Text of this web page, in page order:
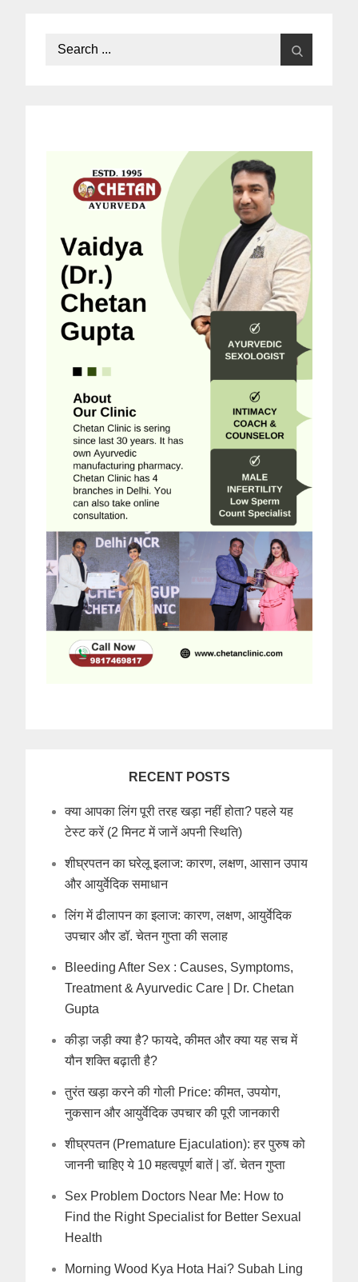
Search
RECENT POSTS
क्या आपका लिंग पूरी तरह खड़ा नहीं होता? पहले यह
टेस्ट करें (2 मिनट में जानें अपनी स्थिति)
शीघ्रपतन का घरेलू इलाज: कारण, लक्षण, आसान उपाय
और आयुर्वेदिक समाधान
लिंग में ढीलापन का इलाज: कारण, लक्षण, आयुर्वेदिक
उपचार और डॉ. चेतन गुप्ता की सलाह
Bleeding After Sex : Causes, Symptoms,
Treatment & Ayurvedic Care | Dr. Chetan
Gupta
कीड़ा जड़ी क्या है? फायदे, कीमत और क्या यह सच में
यौन शक्ति बढ़ाती है?
तुरंत खड़ा करने की गोली Price: कीमत, उपयोग,
नुकसान और आयुर्वेदिक उपचार की पूरी जानकारी
शीघ्रपतन (Premature Ejaculation): हर पुरुष को
जाननी चाहिए ये 10 महत्वपूर्ण बातें | डॉ. चेतन गुप्ता
Sex Problem Doctors Near Me: How to
Find the Right Specialist for Better Sexual
Health
Morning Wood Kya Hota Hai? Subah Ling